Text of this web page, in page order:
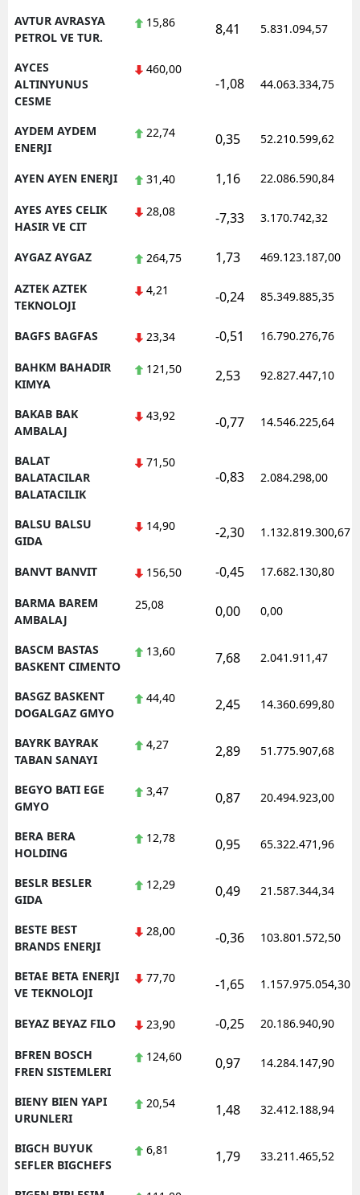
AVTUR AVRASYA
PETROL VE TUR.
15,86 8,41 5.831.094,57
AYCES
ALTINYUNUS
CESME
460,00
-1,08 44.063.334,75
AYDEM AYDEM
ENERJI
22,74 0,35 52.210.599,62
AYEN AYEN ENERJI 31,40 1,16 22.086.590,84
AYES AYES CELIK
HASIR VE CIT
28,08 -7,33 3.170.742,32
AYGAZ AYGAZ 264,75 1,73 469.123.187,00
AZTEK AZTEK
TEKNOLOJI
4,21 -0,24 85.349.885,35
BAGFS BAGFAS 23,34 -0,51 16.790.276,76
BAHKM BAHADIR
KIMYA
121,50 2,53 92.827.447,10
BAKAB BAK
AMBALAJ
43,92 -0,77 14.546.225,64
BALAT
BALATACILAR
BALATACILIK
71,50
-0,83 2.084.298,00
BALSU BALSU
GIDA
14,90 -2,30 1.132.819.300,67
BANVT BANVIT 156,50 -0,45 17.682.130,80
BARMA BAREM
AMBALAJ
25,08 0,00 0,00
BASCM BASTAS
BASKENT CIMENTO
13,60 7,68 2.041.911,47
BASGZ BASKENT
DOGALGAZ GMYO
44,40 2,45 14.360.699,80
BAYRK BAYRAK
TABAN SANAYI
4,27 2,89 51.775.907,68
BEGYO BATI EGE
GMYO
3,47 0,87 20.494.923,00
BERA BERA
HOLDING
12,78 0,95 65.322.471,96
BESLR BESLER
GIDA
12,29 0,49 21.587.344,34
BESTE BEST
BRANDS ENERJI
28,00 -0,36 103.801.572,50
BETAE BETA ENERJI
VE TEKNOLOJI
77,70 -1,65 1.157.975.054,30
BEYAZ BEYAZ FILO 23,90 -0,25 20.186.940,90
BFREN BOSCH
FREN SISTEMLERI
124,60 0,97 14.284.147,90
BIENY BIEN YAPI
URUNLERI
20,54 1,48 32.412.188,94
BIGCH BUYUK
SEFLER BIGCHEFS
6,81 1,79 33.211.465,52